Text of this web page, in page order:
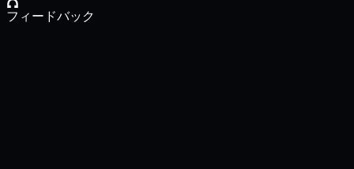
フィードバック